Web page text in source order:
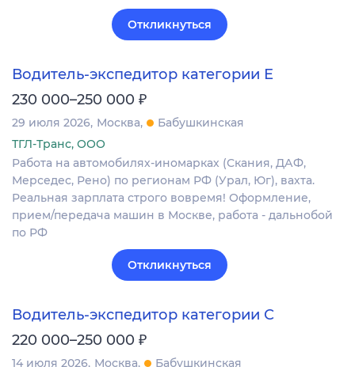
Откликнуться
Водитель-экспедитор категории Е
230 000–250 000 ₽
29 июля 2026 Москва
Бабушкинская
ТГЛ-Транс, ООО
Работа на автомобилях-иномарках (Скания, ДАФ,
Мерседес, Рено) по регионам РФ (Урал, Юг), вахта.
Реальная зарплата строго вовремя! Оформление,
прием/передача машин в Москве, работа - дальнобой
по РФ
Откликнуться
Водитель-экспедитор категории С
220 000–250 000 ₽
14 июля 2026 Москва
Бабушкинская